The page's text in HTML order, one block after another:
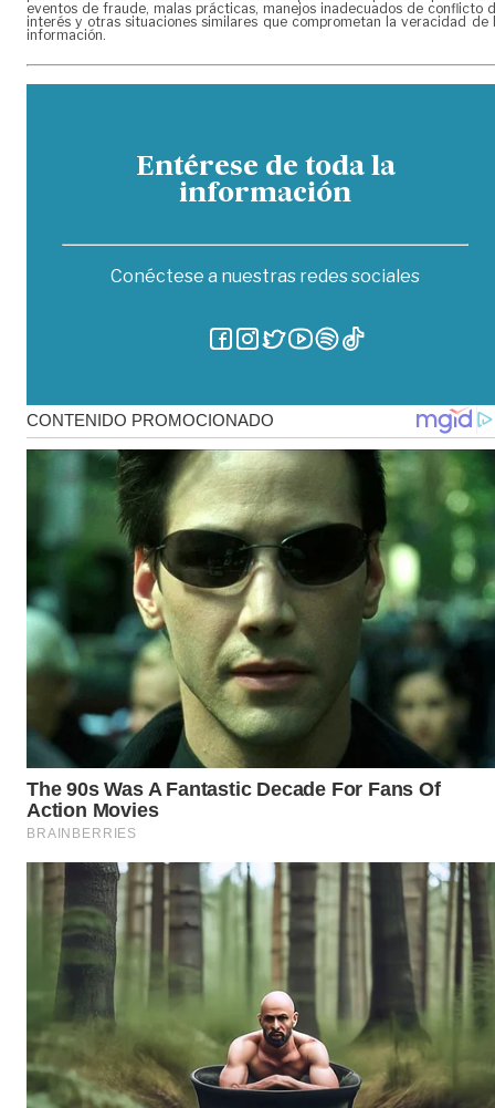
eventos de fraude, malas prácticas, manejos inadecuados de conflicto
interés y otras situaciones similares que comprometan la veracidad de
información.
Entérese de toda la
información
Conéctese a nuestras redes sociales